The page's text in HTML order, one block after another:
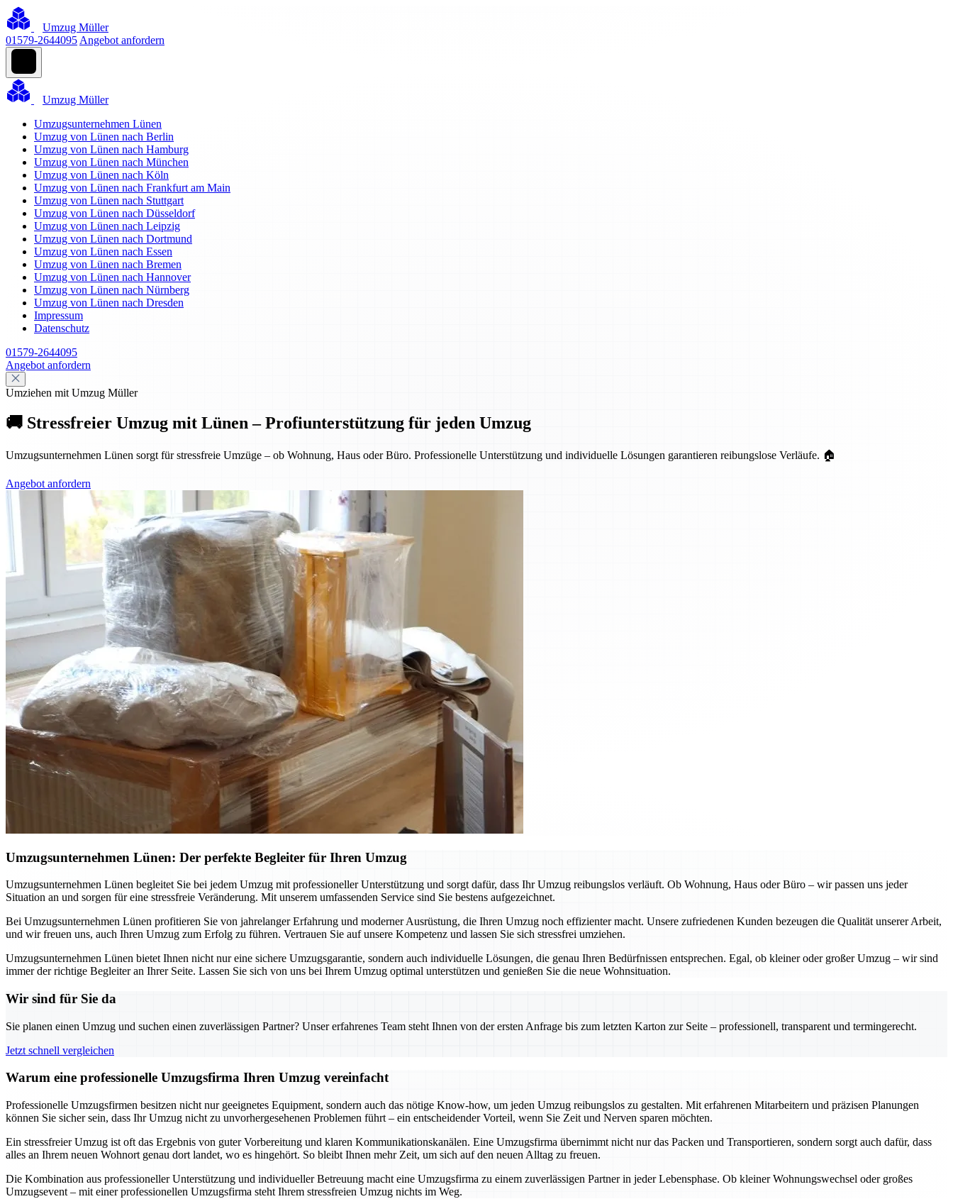
Umzug Müller
01579-2644095 Angebot anfordern
Umzug Müller
Umzugsunternehmen Lünen
Umzug von Lünen nach Berlin
Umzug von Lünen nach Hamburg
Umzug von Lünen nach München
Umzug von Lünen nach Köln
Umzug von Lünen nach Frankfurt am Main
Umzug von Lünen nach Stuttgart
Umzug von Lünen nach Düsseldorf
Umzug von Lünen nach Leipzig
Umzug von Lünen nach Dortmund
Umzug von Lünen nach Essen
Umzug von Lünen nach Bremen
Umzug von Lünen nach Hannover
Umzug von Lünen nach Nürnberg
Umzug von Lünen nach Dresden
Impressum
Datenschutz
01579-2644095
Angebot anfordern
Umziehen mit Umzug Müller
🚚 Stressfreier Umzug mit Lünen – Profiunterstützung für jeden Umzug
Umzugsunternehmen Lünen sorgt für stressfreie Umzüge – ob Wohnung, Haus oder Büro. Professionelle Unterstützung und individuelle Lösungen garantieren reibungslose Verläufe. 🏠
Angebot anfordern
Umzugsunternehmen Lünen: Der perfekte Begleiter für Ihren Umzug
Umzugsunternehmen Lünen begleitet Sie bei jedem Umzug mit professioneller Unterstützung und sorgt dafür, dass Ihr Umzug reibungslos verläuft. Ob Wohnung, Haus oder Büro – wir passen uns jeder
Situation an und sorgen für eine stressfreie Veränderung. Mit unserem umfassenden Service sind Sie bestens aufgezeichnet.
Bei Umzugsunternehmen Lünen profitieren Sie von jahrelanger Erfahrung und moderner Ausrüstung, die Ihren Umzug noch effizienter macht. Unsere zufriedenen Kunden bezeugen die Qualität unserer Arbeit,
und wir freuen uns, auch Ihren Umzug zum Erfolg zu führen. Vertrauen Sie auf unsere Kompetenz und lassen Sie sich stressfrei umziehen.
Umzugsunternehmen Lünen bietet Ihnen nicht nur eine sichere Umzugsgarantie, sondern auch individuelle Lösungen, die genau Ihren Bedürfnissen entsprechen. Egal, ob kleiner oder großer Umzug – wir sind
immer der richtige Begleiter an Ihrer Seite. Lassen Sie sich von uns bei Ihrem Umzug optimal unterstützen und genießen Sie die neue Wohnsituation.
Wir sind für Sie da
Sie planen einen Umzug und suchen einen zuverlässigen Partner? Unser erfahrenes Team steht Ihnen von der ersten Anfrage bis zum letzten Karton zur Seite – professionell, transparent und termingerecht.
Jetzt schnell vergleichen
Warum eine professionelle Umzugsfirma Ihren Umzug vereinfacht
Professionelle Umzugsfirmen besitzen nicht nur geeignetes Equipment, sondern auch das nötige Know-how, um jeden Umzug reibungslos zu gestalten. Mit erfahrenen Mitarbeitern und präzisen Planungen
können Sie sicher sein, dass Ihr Umzug nicht zu unvorhergesehenen Problemen führt – ein entscheidender Vorteil, wenn Sie Zeit und Nerven sparen möchten.
Ein stressfreier Umzug ist oft das Ergebnis von guter Vorbereitung und klaren Kommunikationskanälen. Eine Umzugsfirma übernimmt nicht nur das Packen und Transportieren, sondern sorgt auch dafür, dass
alles an Ihrem neuen Wohnort genau dort landet, wo es hingehört. So bleibt Ihnen mehr Zeit, um sich auf den neuen Alltag zu freuen.
Die Kombination aus professioneller Unterstützung und individueller Betreuung macht eine Umzugsfirma zu einem zuverlässigen Partner in jeder Lebensphase. Ob kleiner Wohnungswechsel oder großes
Umzugsevent – mit einer professionellen Umzugsfirma steht Ihrem stressfreien Umzug nichts im Weg.